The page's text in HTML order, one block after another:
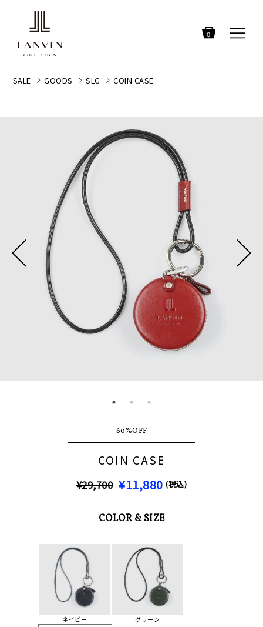
0
SALE GOODS SLG COIN CASE
60%OFF
COIN CASE
¥29,700 ¥11,880 (税込)
COLOR & SIZE
ネイビー グリーン